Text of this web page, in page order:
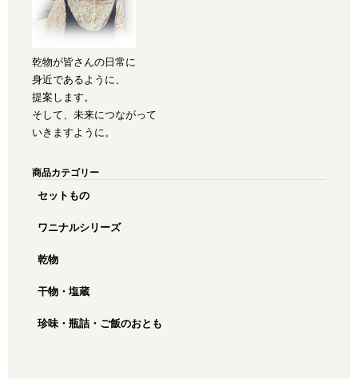
乾物が皆さんの日常に
身近であるように、
提案します。
そして、未来につながって
いきますように。
商品カテゴリー
セットもの
ワニナルシリーズ
乾物
干物・塩蔵
珍味・瓶詰・ご飯のおとも